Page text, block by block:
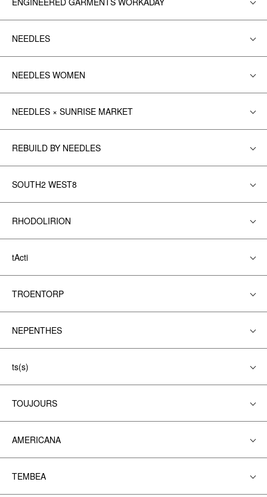
NEEDLES
NEEDLES WOMEN
NEEDLES × SUNRISE MARKET
REBUILD BY NEEDLES
SOUTH2 WEST8
RHODOLIRION
tActi
TROENTORP
NEPENTHES
ts(s)
TOUJOURS
AMERICANA
TEMBEA